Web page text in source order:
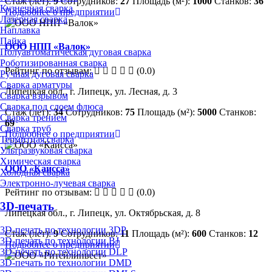
Кузнечная сварка
Лазерная сварка
Наплавка
Пайка
Полуавтоматическая дуговая сварка
Роботизированная сварка
Ручная дуговая сварка
Сварка арматуры
Сварка взрывом
Сварка под слоем флюса
Сварка трением
Сварка труб
Термитная сварка
Ультразвуковая сварка
Химическая сварка
Холодная сварка
Электронно-лучевая сварка
3D-печать
3D-печать по технологии 3DP
3D-печать по технологии BJ
3D-печать по технологии DLP
3D-печать по технологии DMD
Подробнее о предприятии
ООО НПП «Валок»
Рейтинг по отзывам:
(0.0)
Липецкая обл., г. Липецк, ул. Лесная, д. 3
Стаж (лет):34 Сотрудников: 75 Площадь (м²): 5000 Станков:
69
Подробнее о предприятии
ООО «Каисса»
Рейтинг по отзывам:
(0.0)
Липецкая обл., г. Липецк, ул. Октябрьская, д. 8
Стаж (лет):9 Сотрудников:11 Площадь (м²): 600 Станков: 12
Подробнее о предприятии